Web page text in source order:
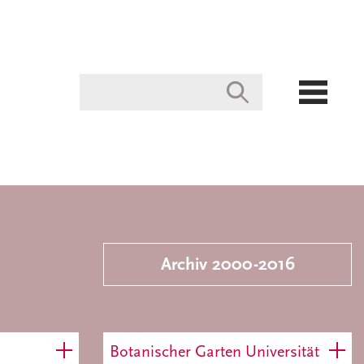
Archiv 2000-2016
Botanischer Garten Universität